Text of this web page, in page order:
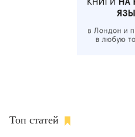
Топ статей